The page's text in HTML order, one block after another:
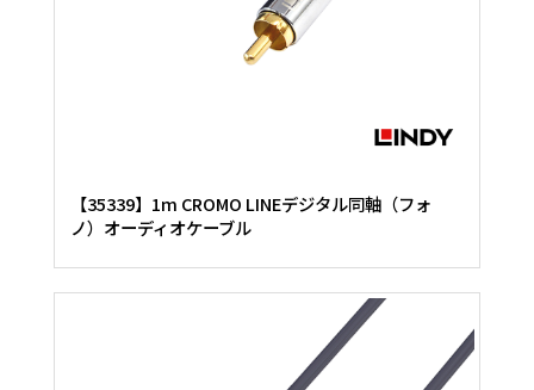
【35339】1m CROMO LINEデジタル同軸（フォ
ノ）オーディオケーブル